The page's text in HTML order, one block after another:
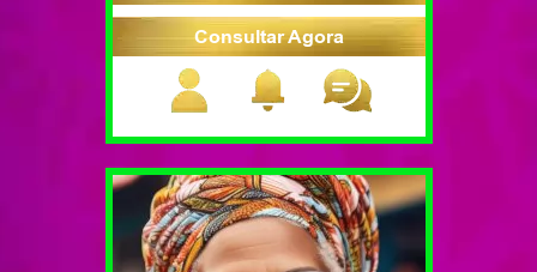
Consultar Agora